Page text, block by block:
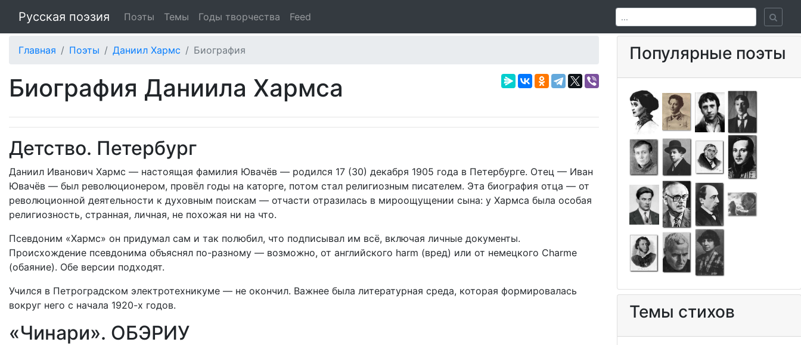
Русская поэзия Поэты Темы Годы творчества Feed
Главная Поэты Даниил Хармс Биография
Биография Даниила Хармса
Детство. Петербург
Даниил Иванович Хармс — настоящая фамилия Ювачёв — родился 17 (30) декабря 1905 года в Петербурге. Отец — Иван
Ювачёв — был революционером, провёл годы на каторге, потом стал религиозным писателем. Эта биография отца — от
революционной деятельности к духовным поискам — отчасти отразилась в мироощущении сына: у Хармса была особая
религиозность, странная, личная, не похожая ни на что.
Псевдоним «Хармс» он придумал сам и так полюбил, что подписывал им всё, включая личные документы.
Происхождение псевдонима объяснял по-разному — возможно, от английского harm (вред) или от немецкого Charme
(обаяние). Обе версии подходят.
Учился в Петроградском электротехникуме — не окончил. Важнее была литературная среда, которая формировалась
вокруг него с начала 1920-х годов.
«Чинари». ОБЭРИУ
Популярные поэты
Темы стихов